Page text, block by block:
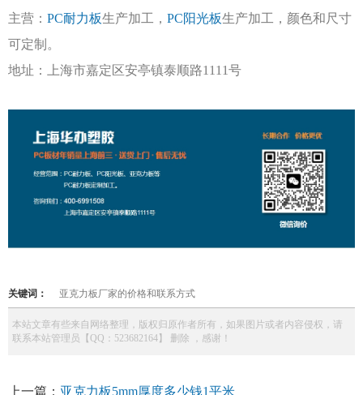
主营： PC耐力板生产加工， PC阳光板生产加工，颜色和尺寸
可定制。
地址：上海市嘉定区安亭镇泰顺路1111号
关键词： 亚克力板厂家的价格和联系方式
本站文章有些来自网络整理，版权归原作者所有，如果图片或者内容侵权，请
联系本站管理员【QQ：523682164】 删除 ，感谢！
上一篇： 亚克力板5mm厚度多少钱1平米